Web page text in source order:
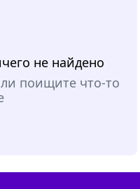
не найдено
поищите что-то